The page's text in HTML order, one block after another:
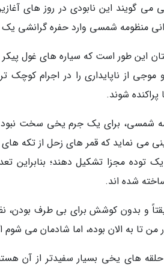
می گویند این نابودی در روز های
منظومه شمسی وارد حفره گرانشی یک
این طور است که سیاره های غول پیکر
از ناپایداری را در اجرام
شوند.
شمسی، برای یک جرم یخی سخت
می نماید که قمر های زحل از تکه
توده مجزا تشکیل دهند؛ بنابراین
شده اند.
و بدون کوشش برای بی طرف بودن،
تا به الان بوده، اما شادمان می شوم
های یخی بسیار سفیدتر از آن